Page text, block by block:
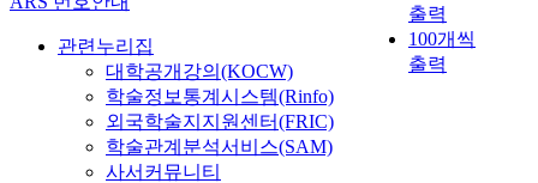
출력
100개씩
출력
관련누리집
대학공개강의(KOCW)
학술정보통계시스템(Rinfo)
외국학술지지원센터(FRIC)
학술관계분석서비스(SAM)
사서커뮤니티